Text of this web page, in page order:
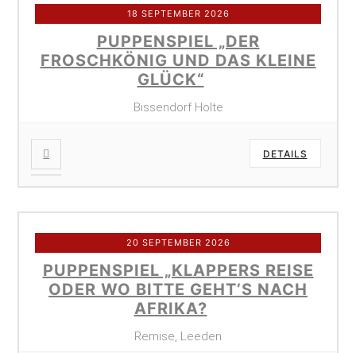
18 SEPTEMBER 2026
PUPPENSPIEL „DER
FROSCHKÖNIG UND DAS KLEINE
GLÜCK“
Bissendorf Holte
DETAILS
20 SEPTEMBER 2026
PUPPENSPIEL „KLAPPERS REISE
ODER WO BITTE GEHT’S NACH
AFRIKA?
Remise, Leeden